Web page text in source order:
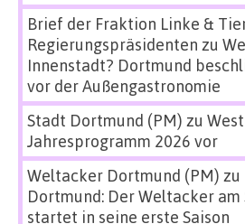
Brief der Fraktion Linke &
Regierungspräsidenten zu
Innenstadt? Dortmund
vor der Außengastronomie
Stadt Dortmund (PM) zu
Jahresprogramm 2026 vor
Weltacker Dortmund (PM) zu
Dortmund: Der Weltacker
startet in seine erste Saison